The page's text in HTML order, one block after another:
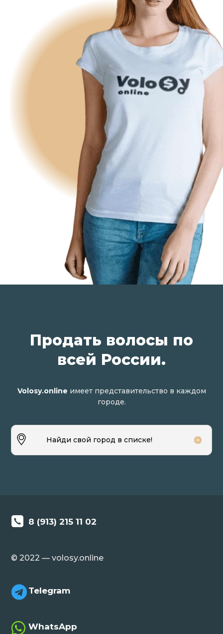
Продать волосы по
всей России.
Volosy.online имеет представительство в каждом
городе.
Найди свой город в списке!
8 (913) 215 11 02
© 2022 — volosy.online
 Telegram
 WhatsApp